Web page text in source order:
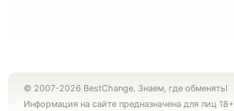
© 2007-2026 BestChange. Знаем, где обменять!
Информация на сайте предназначена для лиц 18+